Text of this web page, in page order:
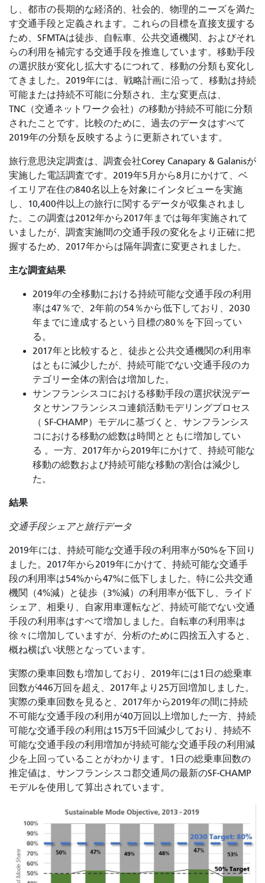
し、都市の長期的な経済的、社会的、物理的ニーズを満た
す交通手段と定義されます。これらの目標を直接支援する
ため、SFMTAは徒歩、自転車、公共交通機関、およびそれ
らの利用を補完する交通手段を推進しています。移動手段
の選択肢が変化し拡大するにつれて、移動の分類も変化し
てきました。2019年には、戦略計画に沿って、移動は持続
可能または持続不可能に分類され、主な変更点は、
TNC（交通ネットワーク会社）の移動が持続不可能に分類
されたことです。比較のために、過去のデータはすべて
2019年の分類を反映するように更新されています。
旅行意思決定調査は、調査会社Corey Canapary & Galanisが
実施した電話調査です。2019年5月から8月にかけて、ベ
イエリア在住の840名以上を対象にインタビューを実施
し、10,400件以上の旅行に関するデータが収集されまし
た。この調査は2012年から2017年までは毎年実施されて
いましたが、調査実施間の交通手段の変化をより正確に把
握するため、2017年からは隔年調査に変更されました。
主な調査結果
2019年の全移動における持続可能な交通手段の利用
率は47％で、2年前の54％から低下しており、2030
年までに達成するという目標の80％を下回ってい
る。
2017年と比較すると、徒歩と公共交通機関の利用率
はともに減少したが、持続可能でない交通手段のカ
テゴリー全体の割合は増加した。
サンフランシスコにおける移動手段の選択状況デー
タとサンフランシスコ連鎖活動モデリングプロセス
（ SF-CHAMP）モデルに基づくと、サンフランシス
コにおける移動の総数は時間とともに増加してい
る 。一方、2017年から2019年にかけて、持続可能な
移動の総数および持続可能な移動の割合は減少し
た。
結果
交通手段シェアと旅行データ
2019年には、持続可能な交通手段の利用率が50%を下回り
ました。2017年から2019年にかけて、持続可能な交通手
段の利用率は54%から47%に低下しました。特に公共交通
機関（4%減）と徒歩（3%減）の利用率が低下し、ライド
シェア、相乗り、自家用車運転など、持続可能でない交通
手段の利用率はすべて増加しました。自転車の利用率は
徐々に増加していますが、分析のために四捨五入すると、
概ね横ばい状態となっています。
実際の乗車回数も増加しており、2019年には1日の総乗車
回数が446万回を超え、2017年より25万回増加しました。
実際の乗車回数を見ると、2017年から2019年の間に持続
不可能な交通手段の利用が40万回以上増加した一方、持続
可能な交通手段の利用は15万5千回減少しており、持続不
可能な交通手段の利用増加が持続可能な交通手段の利用減
少を上回っていることがわかります。1日の総乗車回数の
推定値は、サンフランシスコ郡交通局の最新のSF-CHAMP
モデルを使用して算出されています。